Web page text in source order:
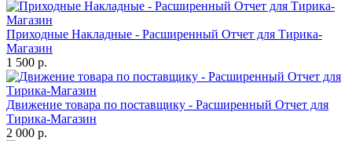
Приходные Накладные - Расширенный Отчет для Тирика-
Магазин
1 500 р.
Движение товара по поставщику - Расширенный Отчет для
Тирика-Магазин
2 000 р.